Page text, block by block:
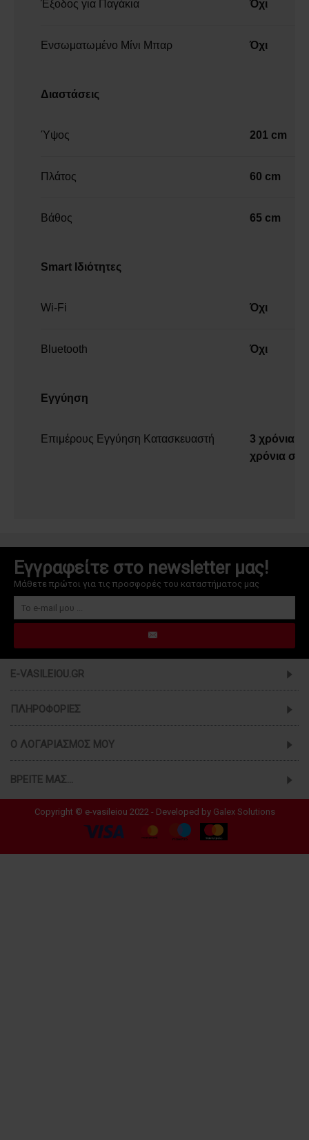
Έξοδος για Παγάκια Όχι
Ενσωματωμένο Μίνι Μπαρ Όχι
Διαστάσεις
Ύψος 201 cm
Πλάτος 60 cm
Βάθος 65 cm
Smart Ιδιότητες
Wi-Fi Όχι
Bluetooth Όχι
Εγγύηση
Επιμέρους Εγγύηση Κατασκευαστή
3 χρόνια
χρόνια
Εγγραφείτε στο newsletter μας!
Μάθετε πρώτοι για τις προσφορές του καταστήματος μας
E-VASILEIOU.GR
ΠΛΗΡΟΦΟΡΊΕΣ
Ο ΛΟΓΑΡΙΑΣΜΌΣ ΜΟΥ
ΒΡΕΊΤΕ ΜΑΣ...
Copyright © e-vasileiou 2022 - Developed by Galex Solutions